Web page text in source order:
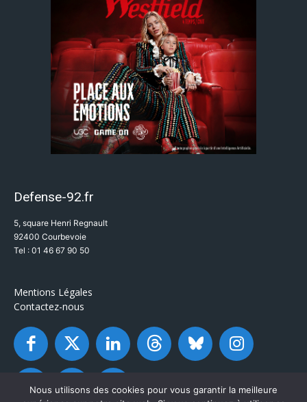
Defense-92.fr
5, square Henri Regnault
92400 Courbevoie
Tel : 01 46 67 90 50
Mentions Légales
Contactez-nous
Nous utilisons des cookies pour vous garantir la meilleure